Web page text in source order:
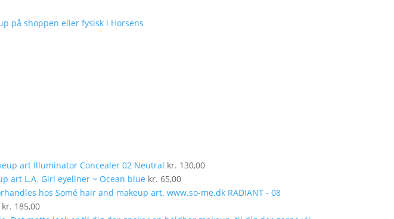
Illuminator Concealer 02 Neutral kr. 130,00
L.A. Girl eyeliner ~ Ocean blue kr. 65,00
RADIANT - 08
kr. 185,00